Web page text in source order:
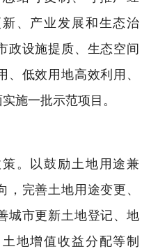
、产业发展和生态治
政设施提质、生态空间
低效用地高效利用、
施一批示范项目。
。以鼓励土地用途兼
完善土地用途变更、
城市更新土地登记、地
地增值收益分配等制